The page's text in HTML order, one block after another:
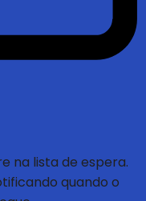
na lista de espera.
quando o